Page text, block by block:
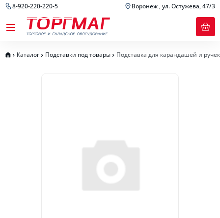
8-920-220-220-5 Воронеж , ул. Остужева, 47/3
Каталог Подставки под товары Подставка для карандашей и